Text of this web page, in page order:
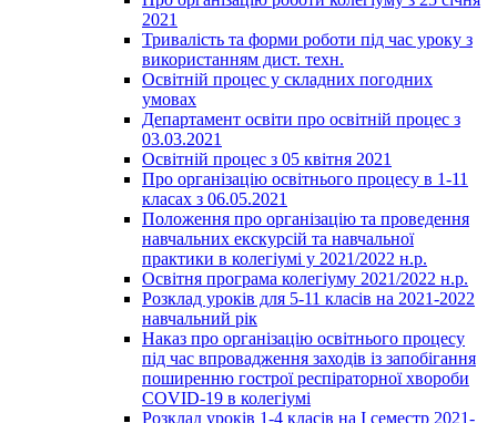
2021
Тривалість та форми роботи під час уроку з
використанням дист. техн.
Освітній процес у складних погодних
умовах
Департамент освіти про освітній процес з
03.03.2021
Освітній процес з 05 квітня 2021
Про організацію освітнього процесу в 1-11
класах з 06.05.2021
Положення про організацію та проведення
навчальних екскурсій та навчальної
практики в колегіумі у 2021/2022 н.р.
Освітня програма колегіуму 2021/2022 н.р.
Розклад уроків для 5-11 класів на 2021-2022
навчальний рік
Наказ про організацію освітнього процесу
під час впровадження заходів із запобігання
поширенню гострої респіраторної хвороби
COVID-19 в колегіумі
Розклад уроків 1-4 класів на І семестр 2021-